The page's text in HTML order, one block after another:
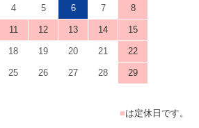
4 5 6 7 8
11 12 13 14 15
18 19 20 21 22
25 26 27 28 29
■は定休日です。